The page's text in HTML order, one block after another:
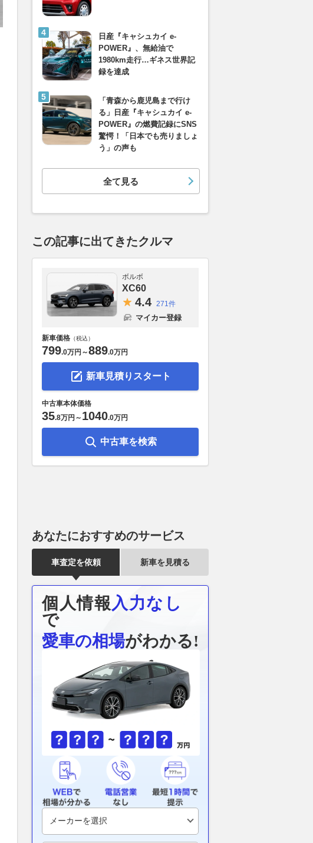
日産『キャシュカイ e-
POWER』、無給油で
1980km走行…ギネス世界記
録を達成
「青森から鹿児島まで行け
る」日産『キャシュカイ e-
POWER』の燃費記録にSNS
驚愕！「日本でも売りましょ
う」の声も
全て見る
この記事に出てきたクルマ
ボルボ
XC60
4.4 271件
マイカー登録
新車価格 （税込）
799.0万円 ～889.0万円
新車見積りスタート
中古車本体価格
35.8万円 ～ 1040.0万円
中古車を検索
あなたにおすすめのサービス
車査定を依頼 新車を見積る
個人情報 入力なし
で
愛車の相場がわかる!